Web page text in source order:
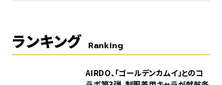
ランキング Ranking
AIRDO、「ゴールデンカムイ」とのコ